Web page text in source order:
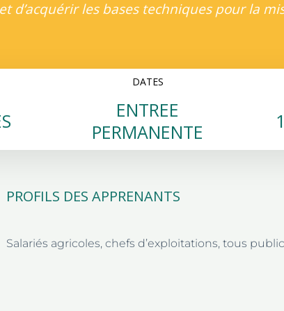
les bases techniques pour la
DATES
ENTREE
PERMANENTE
PROFILS DES APPRENANTS
Salariés agricoles, chefs d’exploitations, tous